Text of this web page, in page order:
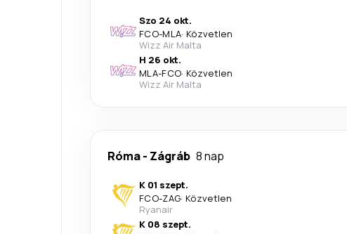
Szo 24 okt.
FCO-MLA· Közvetlen
Wizz Air Malta
H 26 okt.
MLA-FCO· Közvetlen
Wizz Air Malta
Róma- Zágráb 8 nap
K 01 szept.
FCO-ZAG· Közvetlen
Ryanair
K 08 szept.